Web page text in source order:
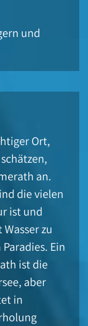
und
Ort,
an.
die vielen
ist und
zu
Ein
ist die
aber
in